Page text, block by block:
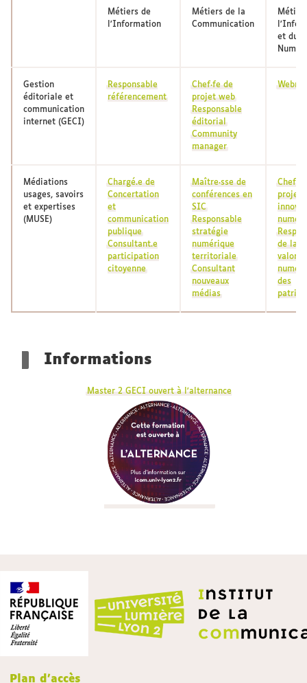
Métiers de
l'Information
Métiers de la
Communication
et du
Gestion
éditoriale et
communication
internet (GECI)
Responsable
référencement
Chef·fe de
projet web
Responsable
éditorial
Community
manager
Médiations
usages, savoirs
et expertises
(MUSE)
Chargé.e de
Concertation
et
communication
publique
Consultant.e
participation
citoyenne
Maître·sse de
conférences en
SIC
Responsable
stratégie
numérique
territoriale
Consultant
nouveaux
médias
projet
de la
des
Informations
Master 2 GECI ouvert à l'alternance
Plan d'accès